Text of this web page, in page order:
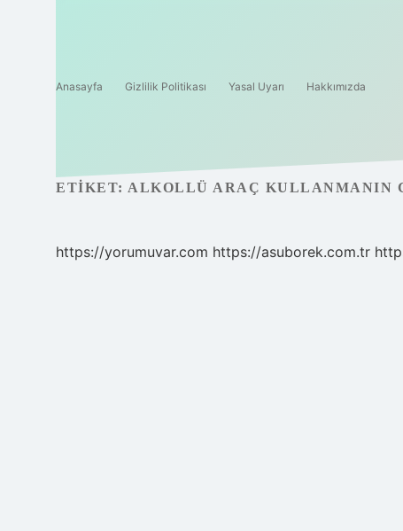
Anasayfa Gizlilik Politikası Yasal Uyarı Hakkımızda
ETIKET: ALKOLLÜ ARAÇ KULLANMANIN
https://yorumuvar.com https://asuborek.com.tr